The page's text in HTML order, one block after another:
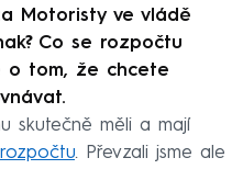
Motoristy ve vládě
Co se rozpočtu
o tom, že chcete
skutečně měli a mají
. Převzali jsme ale